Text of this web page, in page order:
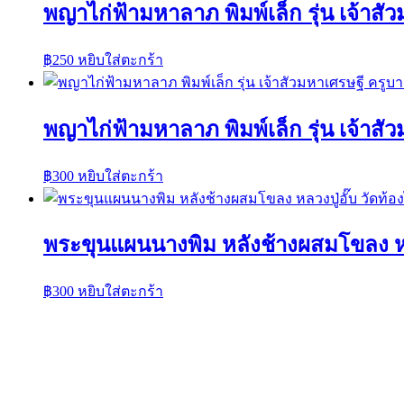
พญาไก่ฟ้ามหาลาภ พิมพ์เล็ก รุ่น เจ้าสัว
฿250 หยิบใส่ตะกร้า
พญาไก่ฟ้ามหาลาภ พิมพ์เล็ก รุ่น เจ้าสัว
฿300 หยิบใส่ตะกร้า
พระขุนแผนนางพิม หลังช้างผสมโขลง
฿300 หยิบใส่ตะกร้า